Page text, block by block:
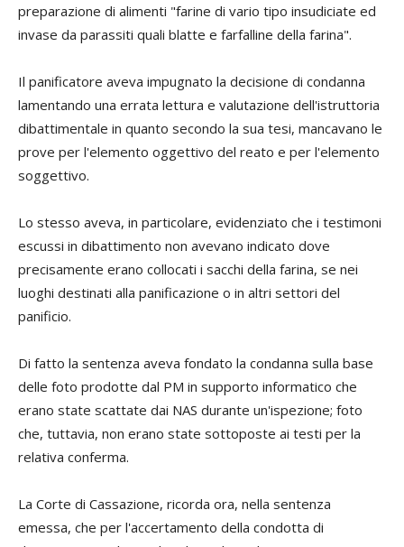
preparazione di alimenti "farine di vario tipo insudiciate ed
invase da parassiti quali blatte e farfalline della farina".
Il panificatore aveva impugnato la decisione di condanna
lamentando una errata lettura e valutazione dell'istruttoria
dibattimentale in quanto secondo la sua tesi, mancavano le
prove per l'elemento oggettivo del reato e per l'elemento
soggettivo.
Lo stesso aveva, in particolare, evidenziato che i testimoni
escussi in dibattimento non avevano indicato dove
precisamente erano collocati i sacchi della farina, se nei
luoghi destinati alla panificazione o in altri settori del
panificio.
Di fatto la sentenza aveva fondato la condanna sulla base
delle foto prodotte dal PM in supporto informatico che
erano state scattate dai NAS durante un'ispezione; foto
che, tuttavia, non erano state sottoposte ai testi per la
relativa conferma.
La Corte di Cassazione, ricorda ora, nella sentenza
emessa, che per l'accertamento della condotta di